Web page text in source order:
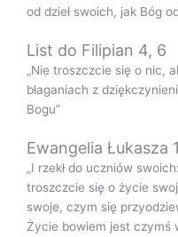
od dzieł swoich, jak Bóg
List do Filipian 4, 6
„Nie troszczcie się o nic,
błaganiach z
Bogu”
Ewangelia Łukasza
„I rzekł do uczniów
troszczcie się o życie
swoje, czym się
Życie bowiem jest czymś